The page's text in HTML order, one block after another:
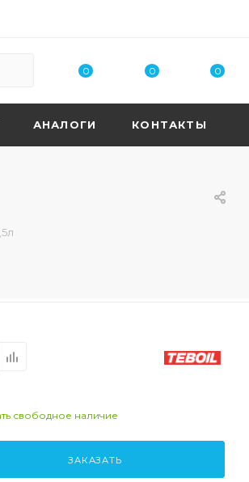
0 0 0
АНАЛОГИ КОНТАКТЫ
свободное наличие
ЗАКАЗАТЬ